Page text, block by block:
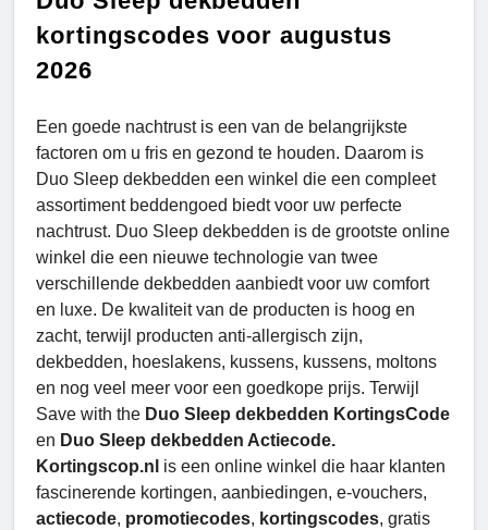
kortingscodes voor augustus
2026
Een goede nachtrust is een van de belangrijkste
factoren om u fris en gezond te houden. Daarom is
Duo Sleep dekbedden een winkel die een compleet
assortiment beddengoed biedt voor uw perfecte
nachtrust. Duo Sleep dekbedden is de grootste online
winkel die een nieuwe technologie van twee
verschillende dekbedden aanbiedt voor uw comfort
en luxe. De kwaliteit van de producten is hoog en
zacht, terwijl producten anti-allergisch zijn,
dekbedden, hoeslakens, kussens, kussens, moltons
en nog veel meer voor een goedkope prijs. Terwijl
Save with the Duo Sleep dekbedden KortingsCode
en Duo Sleep dekbedden Actiecode.
Kortingscop.nl is een online winkel die haar klanten
fascinerende kortingen, aanbiedingen, e-vouchers,
actiecode, promotiecodes, kortingscodes, gratis